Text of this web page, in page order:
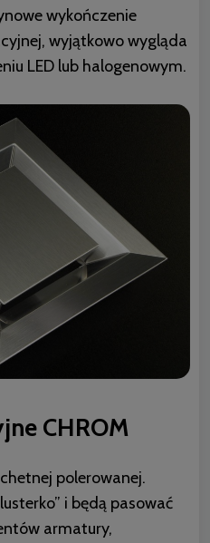
wykończenie
wyjątkowo wygląda
LED lub halogenowym.
CHROM
polerowanej.
i będą pasować
armatury,